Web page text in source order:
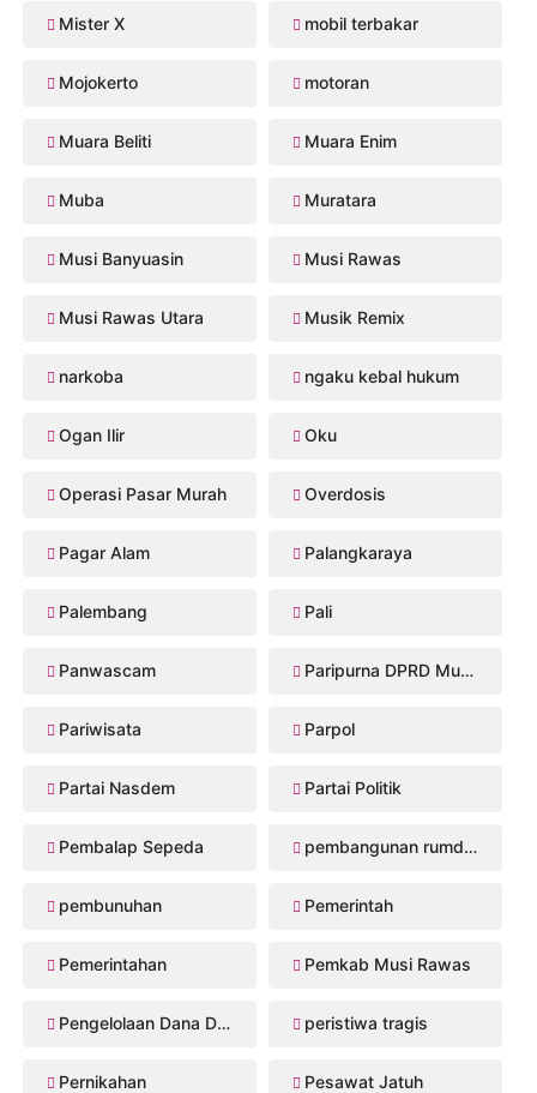
Mister X mobil terbakar
Mojokerto motoran
Muara Beliti Muara Enim
Muba Muratara
Musi Banyuasin Musi Rawas
Musi Rawas Utara Musik Remix
narkoba ngaku kebal hukum
Ogan Ilir Oku
Operasi Pasar Murah Overdosis
Pagar Alam Palangkaraya
Palembang Pali
Panwascam Paripurna DPRD Musi Rawas
Pariwisata Parpol
Partai Nasdem Partai Politik
Pembalap Sepeda pembangunan rumdis Musi Rawas
pembunuhan Pemerintah
Pemerintahan Pemkab Musi Rawas
Pengelolaan Dana Desa peristiwa tragis
Pernikahan Pesawat Jatuh